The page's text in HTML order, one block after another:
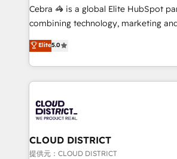
boost with a new HubSpot site Recognized leaders:
🏆 HubSpot Platform Migration
Inbound Campaign of the Year 🏆
Award for Best Website 🌟
Cebra 🦓 is a global Elite HubSpot
combining technology, marketing
expertise across Latin America and
Europe, with teams across 7
we combine local insight with
help businesses grow through
500+ HubSpot implementations,
end solutions that integrate CRM, AI
inbound and loop marketing,
creativity. Our multicultural team
Elite5.0
CLOUD DISTRICT
提供元：CLOUD DISTRICT